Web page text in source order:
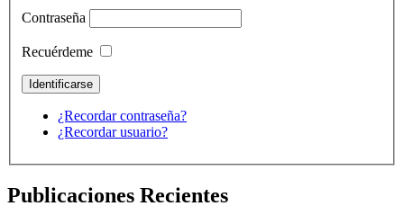
Contraseña
Recuérdeme
¿Recordar contraseña?
¿Recordar usuario?
Publicaciones Recientes